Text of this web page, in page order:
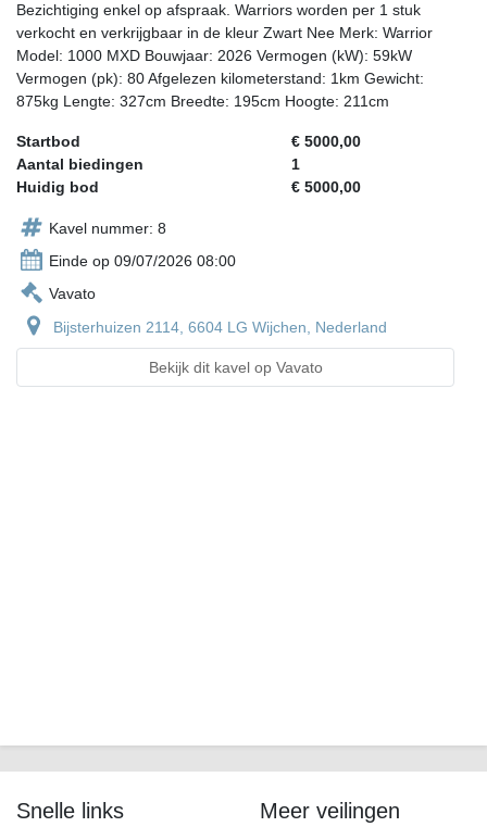
Bezichtiging enkel op afspraak. Warriors worden per 1 stuk
verkocht en verkrijgbaar in de kleur Zwart Nee Merk: Warrior
Model: 1000 MXD Bouwjaar: 2026 Vermogen (kW): 59kW
Vermogen (pk): 80 Afgelezen kilometerstand: 1km Gewicht:
875kg Lengte: 327cm Breedte: 195cm Hoogte: 211cm
Startbod
€ 5000,00
Aantal biedingen
1
Huidig bod
€ 5000,00
Kavel nummer: 8
Einde op 09/07/2026 08:00
Vavato
Bijsterhuizen 2114, 6604 LG Wijchen, Nederland
Bekijk dit kavel op Vavato
Snelle links Meer veilingen